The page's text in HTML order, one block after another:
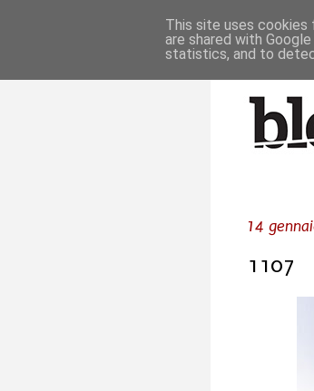
14
1107
This site uses cookies
are shared with
statistics, and to